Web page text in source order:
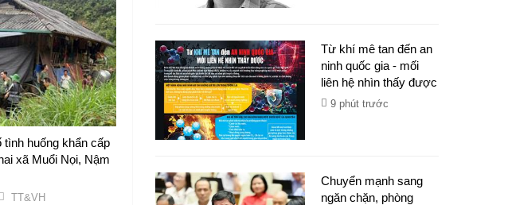
tình huống khẩn cấp
xã Muổi Nọi, Nậm
TT&VH
Từ khí mê tan đến an
ninh quốc gia - mối
liên hệ nhìn thấy được
9 phút trước
Chuyển mạnh sang
ngăn chặn, phòng